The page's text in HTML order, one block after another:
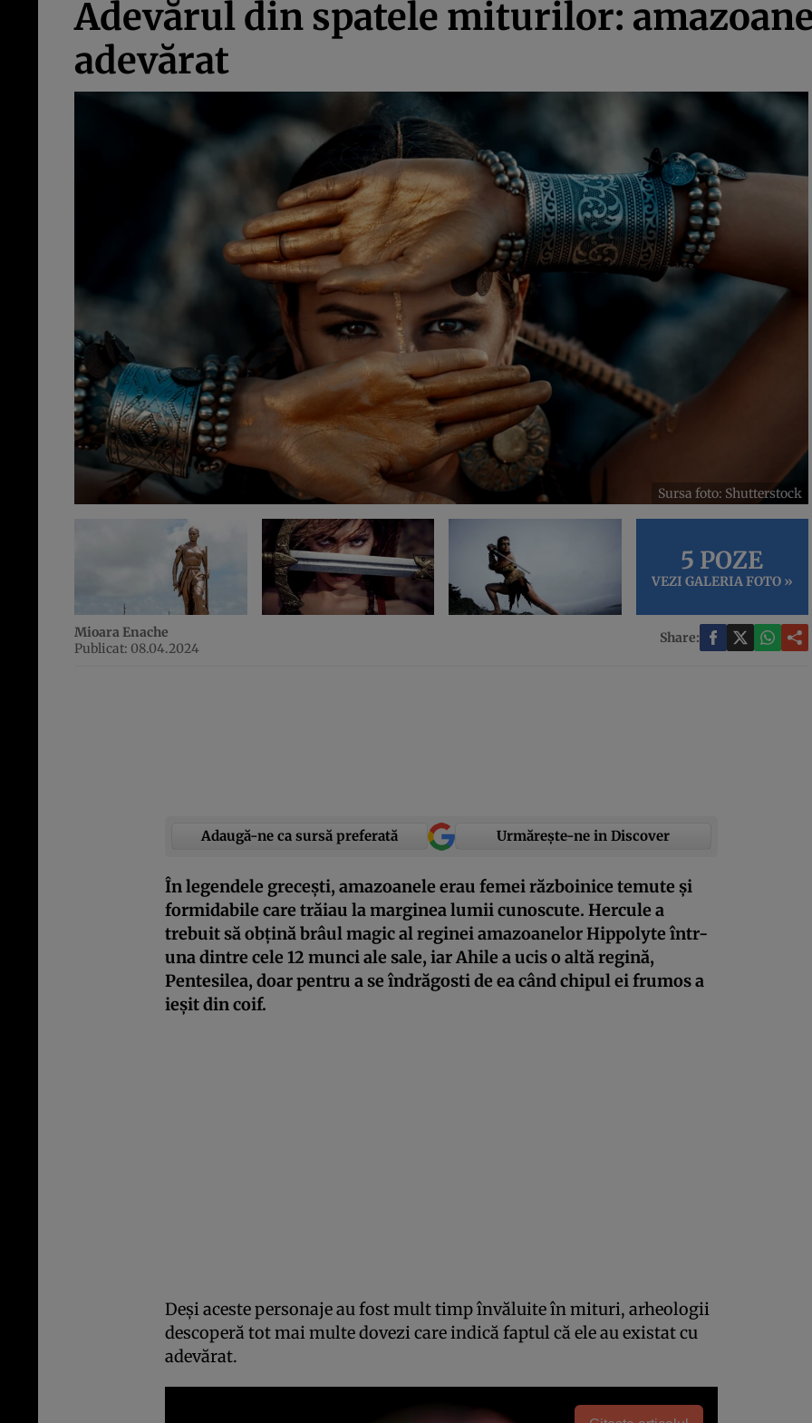
Adevărul din spatele miturilor:
adevărat
Sursa foto: Shutterstock
5 POZE
VEZI GALERIA FOTO »
Mioara Enache
Publicat: 08.04.2024
Share:
Adaugă-ne ca sursă preferată Urmărește-ne in Discover
În legendele grecești, amazoanele erau femei războinice temute și
formidabile care trăiau la marginea lumii cunoscute. Hercule a
trebuit să obțină brâul magic al reginei amazoanelor Hippolyte într-
una dintre cele 12 munci ale sale, iar Ahile a ucis o altă regină,
Pentesilea, doar pentru a se îndrăgosti de ea când chipul ei frumos a
ieșit din coif.
Deși aceste personaje au fost mult timp învăluite în mituri, arheologii
descoperă tot mai multe dovezi care indică faptul că ele au existat cu
adevărat.